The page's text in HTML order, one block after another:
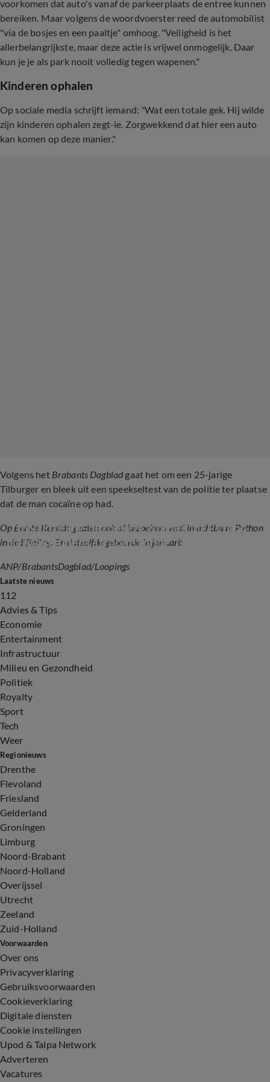
voorkomen dat auto's vanaf de parkeerplaats de entree kunnen
bereiken. Maar volgens de woordvoerster reed de automobilist
"via de bosjes en een paaltje" omhoog. "Veiligheid is het
allerbelangrijkste, maar deze actie is vrijwel onmogelijk. Daar
kun je je als park nooit volledig tegen wapenen."
Kinderen ophalen
Op sociale media schrijft iemand: "Wat een totale gek. Hij wilde
zijn kinderen ophalen zegt-ie. Zorgwekkend dat hier een auto
kan komen op deze manier."
Volgens hetBrabants Dagblad gaat het om een 25-jarige
Tilburger en bleek uit een speekseltest van de politie ter plaatse
dat de man cocaïne op had.
Op Eerste Kerstdag zaten ook al bezoekers vast in achtbaan Python
in de Efteling. En datzelfde gebeurde in januari:
0:38
ZIEN: Efteling-bezoekers worden uit Python
gehaald tijdens stroomstoring
ANP/BrabantsDagblad/Loopings
Laatste nieuws
112
Advies & Tips
Economie
Entertainment
Infrastructuur
Milieu en Gezondheid
Politiek
Royalty
Sport
Tech
Weer
Regionieuws
Drenthe
Flevoland
Friesland
Gelderland
Groningen
Limburg
Noord-Brabant
Noord-Holland
Overijssel
Utrecht
Zeeland
Zuid-Holland
Voorwaarden
Over ons
Privacyverklaring
Gebruiksvoorwaarden
Cookieverklaring
Digitale diensten
Cookie instellingen
Upod & Talpa Network
Adverteren
Vacatures